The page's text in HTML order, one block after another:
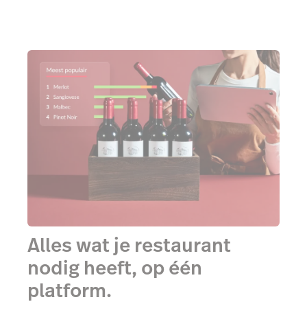
Alles wat je restaurant
nodig heeft, op één
platform.